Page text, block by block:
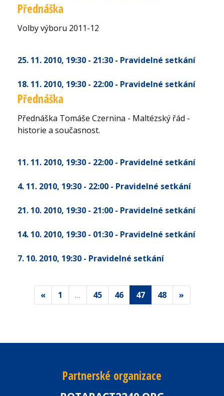
Přednáška
Volby výboru 2011-12
25. 11. 2010, 19:30 - 21:30 - Pravidelné setkání
18. 11. 2010, 19:30 - 22:00 - Pravidelné setkání
Přednáška
Přednáška Tomáše Czernina - Maltézský řád -
historie a současnost.
11. 11. 2010, 19:30 - 22:00 - Pravidelné setkání
4. 11. 2010, 19:30 - 22:00 - Pravidelné setkání
21. 10. 2010, 19:30 - 21:00 - Pravidelné setkání
14. 10. 2010, 19:30 - 01:30 - Pravidelné setkání
7. 10. 2010, 19:30 - Pravidelné setkání
« 1 … 45 46 47 48 »
Partnerské organizace